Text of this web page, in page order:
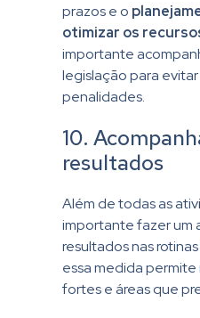
prazos e o
otimizar os
importante
legislação para
penalidades.
10.
resultados
Além de todas as
importante fazer um
resultados nas
essa medida
fortes e áreas que